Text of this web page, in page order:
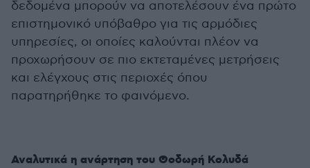
δεδομένα μπορούν να αποτελέσουν ένα πρώτο
επιστημονικό υπόβαθρο για τις αρμόδιες
υπηρεσίες, οι οποίες καλούνται πλέον να
προχωρήσουν σε πιο εκτεταμένες μετρήσεις
και ελέγχους στις περιοχές όπου
παρατηρήθηκε το φαινόμενο.
Αναλυτικά η ανάρτηση του Θοδωρή Κολυδά